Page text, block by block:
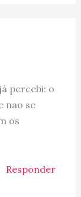
percebi: o
nao se
os
Responder